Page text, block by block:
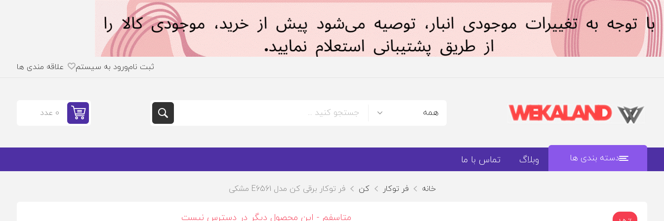
ثبت نامورود به سیستم علاقه مندی ها
0 عدد
دسته بندی ها وبلاگ تماس با ما
خانه فر توکار کن فر توکار برقی کن مدل E6561 مشکی
متاسفم - این محصول دیگر در دسترس نیست